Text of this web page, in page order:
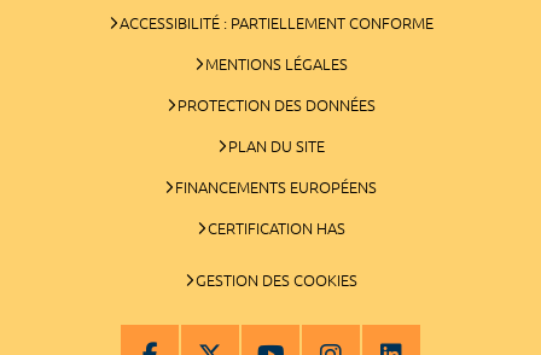
ACCESSIBILITÉ : PARTIELLEMENT CONFORME
MENTIONS LÉGALES
PROTECTION DES DONNÉES
PLAN DU SITE
FINANCEMENTS EUROPÉENS
CERTIFICATION HAS
GESTION DES COOKIES